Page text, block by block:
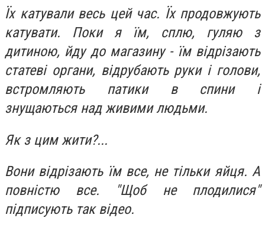
Їх катували весь цей час. Їх продовжують
катувати. Поки я їм, сплю, гуляю з
дитиною, йду до магазину - їм відрізають
статеві органи, відрубають руки і голови,
встромляють патики в спини і
знущаються над живими людьми.
Як з цим жити?...
Вони відрізають їм все, не тільки яйця. А
повністю все. "Щоб не плодилися"
підписують так відео.